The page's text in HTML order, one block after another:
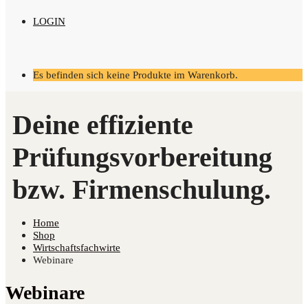
LOGIN
Es befinden sich keine Produkte im Warenkorb.
Home
Shop
Wirtschaftsfachwirte
Webinare
Webinare